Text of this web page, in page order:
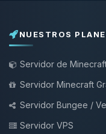
NUESTROS
Servidor de
Servidor Minecraft
Servidor Bungee /
Servidor VPS